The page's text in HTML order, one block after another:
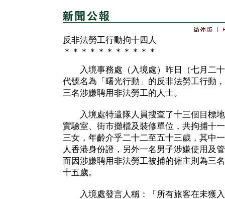
反非法勞工行動拘十四人
＊＊＊＊＊＊＊＊＊＊＊
入境事務處（入境處）昨日（七月二十
代號名為「曙光行動」的反非法勞工行動
三名涉嫌聘用非法勞工的人士。
入境處特遣隊人員搜查了十三個目標地
實驗室、街市攤檔及裝修單位，共拘捕十
三女，年齡介乎二十二至五十三歲，其中
人香港身份證，另外一名男子涉嫌使用及
而因涉嫌聘用非法勞工被捕的僱主則為三
十五歲。
入境處發言人稱：「所有旅客在未獲入